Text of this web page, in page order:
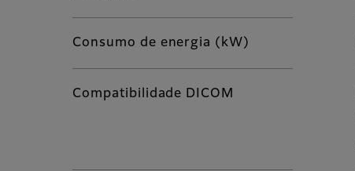
Consumo de energia (kW)
Compatibilidade DICOM